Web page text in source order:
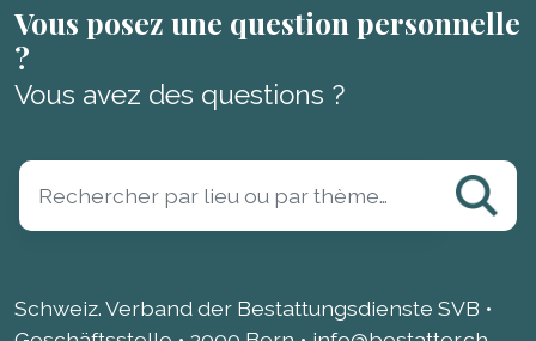
Vous posez une question personnelle
?
Vous avez des questions ?
Schweiz. Verband der Bestattungsdienste SVB •